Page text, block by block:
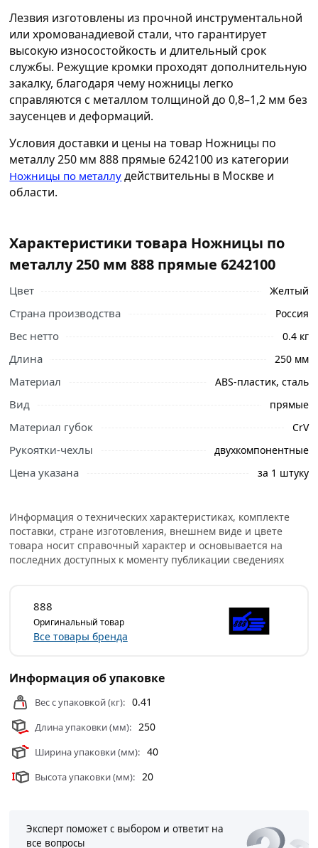
Лезвия изготовлены из прочной инструментальной
или хромованадиевой стали, что гарантирует
высокую износостойкость и длительный срок
службы. Режущие кромки проходят дополнительную
закалку, благодаря чему ножницы легко
справляются с металлом толщиной до 0,8–1,2 мм без
заусенцев и деформаций.
Условия доставки и цены на товар Ножницы по
металлу 250 мм 888 прямые 6242100 из категории
Ножницы по металлу действительны в Москве и
области.
Характеристики товара Ножницы по
металлу 250 мм 888 прямые 6242100
Цвет Желтый
Страна производства Россия
Вес нетто 0.4 кг
Длина 250 мм
Материал ABS-пластик, сталь
Вид прямые
Материал губок CrV
Рукоятки-чехлы двухкомпонентные
Цена указана за 1 штуку
Информация о технических характеристиках, комплекте
поставки, стране изготовления, внешнем виде и цвете
товара носит справочный характер и основывается на
последних доступных к моменту публикации сведениях
888
Оригинальный товар
Все товары бренда
Информация об упаковке
Вес с упаковкой (кг): 0.41
Длина упаковки (мм): 250
Ширина упаковки (мм): 40
Высота упаковки (мм): 20
Эксперт поможет с выбором и ответит на
все вопросы